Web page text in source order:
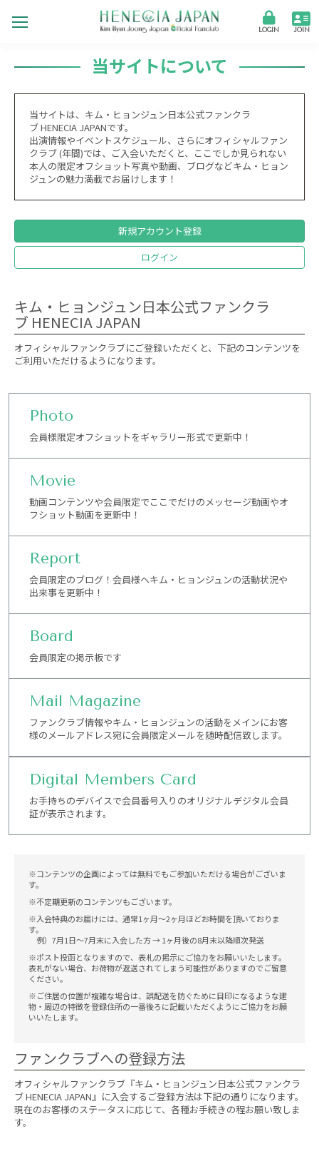
LOGIN JOIN
当サイトについて
当サイトは、キム・ヒョンジュン日本公式ファンクラ
ブ HENECIA JAPANです。
出演情報やイベントスケジュール、さらにオフィシャルファン
クラブ (年間)では、ご入会いただくと、ここでしか見られない
本人の限定オフショット写真や動画、ブログなどキム・ヒョン
ジュンの魅力満載でお届けします！
新規アカウント登録
ログイン
キム・ヒョンジュン日本公式ファンクラ
ブ HENECIA JAPAN
オフィシャルファンクラブにご登録いただくと、下記のコンテンツを
ご利用いただけるようになります。
Photo
会員様限定オフショットをギャラリー形式で更新中！
Movie
動画コンテンツや会員限定でここでだけのメッセージ動画やオ
フショット動画を更新中！
Report
会員限定のブログ！会員様へキム・ヒョンジュンの活動状況や
出来事を更新中！
Board
会員限定の掲示板です
Mail Magazine
ファンクラブ情報やキム・ヒョンジュンの活動をメインにお客
様のメールアドレス宛に会員限定メールを随時配信致します。
Digital Members Card
お手持ちのデバイスで会員番号入りのオリジナルデジタル会員
証が表示されます。
※コンテンツの企画によっては無料でもご参加いただける場合がございま
す。
※不定期更新のコンテンツもございます。
※入会特典のお届けには、通常1ヶ月〜2ヶ月ほどお時間を頂いておりま
す。
例）7月1日〜7月末に入会した方 → 1ヶ月後の8月末以降順次発送
※ポスト投函となりますので、表札の掲示にご協力をお願いいたします。
表札がない場合、お荷物が返送されてしまう可能性がありますのでご留意
ください。
※ご住居の位置が複雑な場合は、誤配送を防ぐために目印になるような建
物・周辺の特徴を登録住所の一番後ろに記載いただくようにご協力をお願
いいたします。
ファンクラブへの登録方法
オフィシャルファンクラブ『キム・ヒョンジュン日本公式ファンクラ
ブ HENECIA JAPAN』に入会するご登録方法は下記の通りになります。
現在のお客様のステータスに応じて、各種お手続きの程お願い致しま
す。